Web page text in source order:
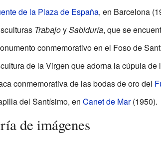
de la Plaza de España, en Barcelona
TrabajoySabiduría, que se
conmemorativo en el Foso de
de la Virgen que adorna la cúpula de
conmemorativa de las bodas de oro del
del Santísimo, en Canet de Mar(1950).
de imágenes